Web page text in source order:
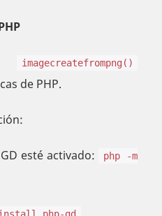
imagecreatefrompng()
de PHP.
esté activado:
php -m